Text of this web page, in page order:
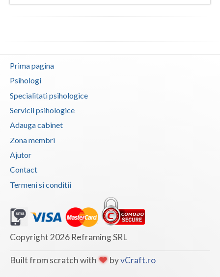
Timis
Vaslui
Vrancea
Prima pagina
Psihologi
Specialitati psihologice
Servicii psihologice
Adauga cabinet
Zona membri
Ajutor
Contact
Termeni si conditii
Copyright 2026 Reframing SRL
Built from scratch with byvCraft.ro